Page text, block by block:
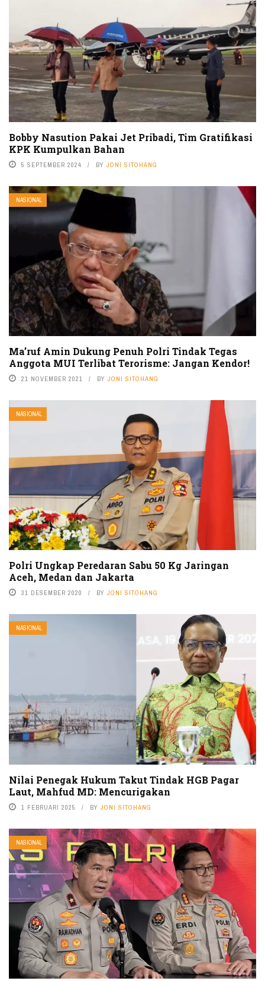
Bobby Nasution Pakai Jet Pribadi, Tim Gratifikasi
KPK Kumpulkan Bahan
5 SEPTEMBER 2024 BY JONI SITOHANG
NASIONAL
Ma’ruf Amin Dukung Penuh Polri Tindak Tegas
Anggota MUI Terlibat Terorisme: Jangan Kendor!
21 NOVEMBER 2021 BY JONI SITOHANG
NASIONAL
Polri Ungkap Peredaran Sabu 50 Kg Jaringan
Aceh, Medan dan Jakarta
31 DESEMBER 2020 BY JONI SITOHANG
NASIONAL
Nilai Penegak Hukum Takut Tindak HGB Pagar
Laut, Mahfud MD: Mencurigakan
1 FEBRUARI 2025 BY JONI SITOHANG
NASIONAL